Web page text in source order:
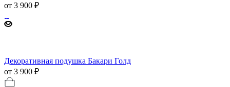
от 3 900 ₽
Декоративная подушка Бакари Голд
от 3 900 ₽